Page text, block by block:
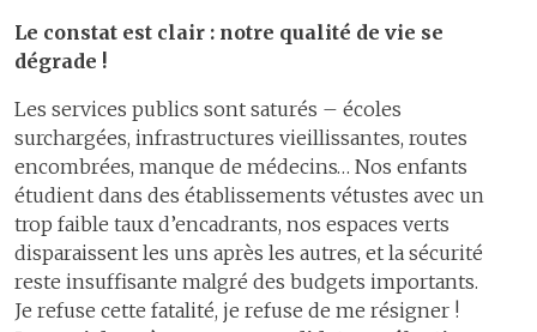
Le constat est clair : notre qualité de vie se
dégrade !
Les services publics sont saturés – écoles
surchargées, infrastructures vieillissantes, routes
encombrées, manque de médecins… Nos enfants
étudient dans des établissements vétustes avec un
trop faible taux d’encadrants, nos espaces verts
disparaissent les uns après les autres, et la sécurité
reste insuffisante malgré des budgets importants.
Je refuse cette fatalité, je refuse de me résigner !